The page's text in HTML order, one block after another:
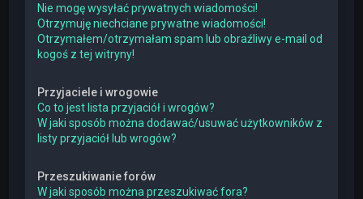
Nie mogę wysyłać prywatnych wiadomości!
Otrzymuję niechciane prywatne wiadomości!
Otrzymałem/otrzymałam spam lub obraźliwy e-mail od
kogoś z tej witryny!
Przyjaciele i wrogowie
Co to jest lista przyjaciół i wrogów?
W jaki sposób można dodawać/usuwać użytkowników z
listy przyjaciół lub wrogów?
Przeszukiwanie forów
W jaki sposób można przeszukiwać fora?